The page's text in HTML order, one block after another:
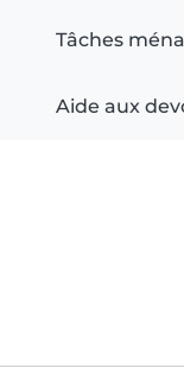
Tâches
Aide aux